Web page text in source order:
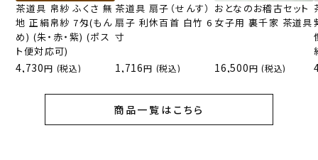
茶道具 帛紗 ふくさ 無
地 正絹帛紗 7匁(もん
め) (朱・赤・紫) (ポス
ト便対応可)
4,730 (税込)
茶道具 扇子（せんす）
扇子 利休百首 白竹 6
寸
1,716 (税込)
おとなのお稽古セット
女子用 裏千家 茶道具
16,500 (税込)
商品一覧はこちら